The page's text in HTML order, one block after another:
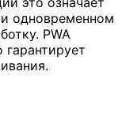
одновременном
PWA